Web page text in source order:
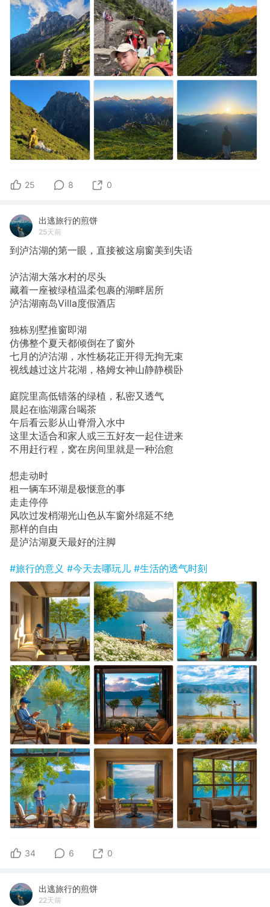
25 8 0
出逃旅行的煎饼
25天前
到泸沽湖的第一眼，直接被这扇窗美到失语
泸沽湖大落水村的尽头
藏着一座被绿植温柔包裹的湖畔居所
泸沽湖南岛Villa度假酒店
独栋别墅推窗即湖
仿佛整个夏天都倾倒在了窗外
七月的泸沽湖，水性杨花正开得无拘无束
视线越过这片花湖，格姆女神山静静横卧
庭院里高低错落的绿植，私密又透气
晨起在临湖露台喝茶
午后看云影从山脊滑入水中
这里太适合和家人或三五好友一起住进来
不用赶行程，窝在房间里就是一种治愈
想走动时
租一辆车环湖是极惬意的事
走走停停
风吹过发梢湖光山色从车窗外绵延不绝
那样的自由
是泸沽湖夏天最好的注脚
#旅行的意义 #今天去哪玩儿 #生活的透气时刻
34 6 0
出逃旅行的煎饼
22天前